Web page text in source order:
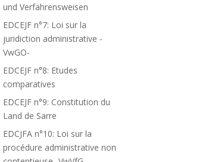
und Verfahrensweisen
EDCEJF n°7: Loi sur la
juridiction administrative -
VwGO-
EDCEJF n°8: Etudes
comparatives
EDCEJF n°9: Constitution du
Land de Sarre
EDCJFA n°10: Loi sur la
procédure administrative non